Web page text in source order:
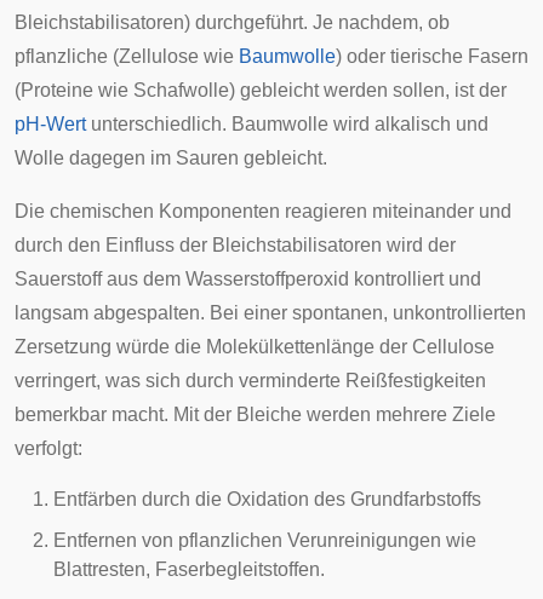
Bleichstabilisatoren) durchgeführt. Je nachdem, ob
pflanzliche (Zellulose wie Baumwolle) oder tierische Fasern
(Proteine wie Schafwolle) gebleicht werden sollen, ist der
pH-Wertunterschiedlich. Baumwolle wird alkalisch und
Wolle dagegen im Sauren gebleicht.
Die chemischen Komponenten reagieren miteinander und
durch den Einfluss der Bleichstabilisatoren wird der
Sauerstoff aus dem Wasserstoffperoxid kontrolliert und
langsam abgespalten. Bei einer spontanen, unkontrollierten
Zersetzung würde die Molekülkettenlänge der Cellulose
verringert, was sich durch verminderte Reißfestigkeiten
bemerkbar macht. Mit der Bleiche werden mehrere Ziele
verfolgt:
Entfärben durch die Oxidation des Grundfarbstoffs
Entfernen von pflanzlichen Verunreinigungen wie
Blattresten, Faserbegleitstoffen.